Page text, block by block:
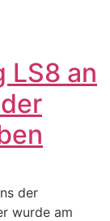
LS8 an
der
wurde am